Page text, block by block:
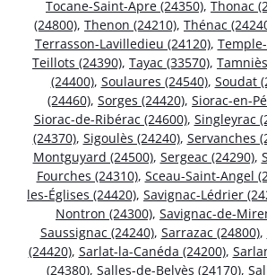
Tocane-Saint-Apre (24350), Thonac
(24800), Thenon (24210), Thénac
Terrasson-Lavilledieu (24120),
Teillots (24390), Tayac (33570),
(24400), Soulaures (24540), Soudat
(24460), Sorges (24420), Siorac-en-
Siorac-de-Ribérac (24600), Singleyrac
(24370), Sigoulès (24240), Servanches
Montguyard (24500), Sergeac (24290),
Fourches (24310), Sceau-Saint-Angel
les-Églises (24420), Savignac-Lédrier
Nontron (24300), Savignac-de-
Saussignac (24240), Sarrazac (24800),
(24420), Sarlat-la-Canéda (24200),
(24380), Salles-de-Belvès (24170),